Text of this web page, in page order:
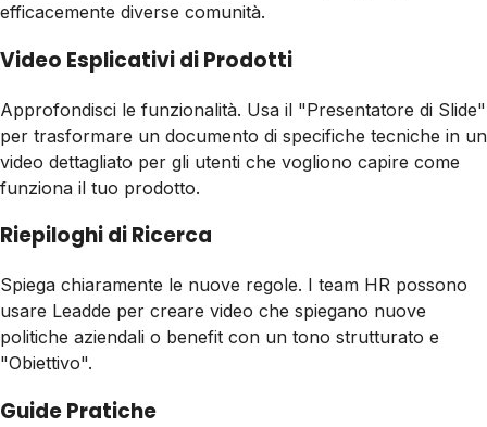
efficacemente diverse comunità.
Video Esplicativi di Prodotti
Approfondisci le funzionalità. Usa il "Presentatore di Slide"
per trasformare un documento di specifiche tecniche in un
video dettagliato per gli utenti che vogliono capire come
funziona il tuo prodotto.
Riepiloghi di Ricerca
Spiega chiaramente le nuove regole. I team HR possono
usare Leadde per creare video che spiegano nuove
politiche aziendali o benefit con un tono strutturato e
"Obiettivo".
Guide Pratiche